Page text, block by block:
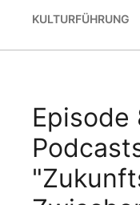
KULTURFÜHRUNG
Episode